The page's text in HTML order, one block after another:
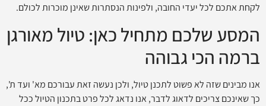
לקחת אתכם לכל יעדי החובה, ולפינות הנסתרות שאינן מוכרות לכולם.
המסע שלכם מתחיל כאן: טיול מאורגן
ברמה הכי גבוהה
אנו מבינים שזה לא פשוט לתכנן טיול, ולכן נעשה זאת עבורכם מא' ועד ת',
כך שאינכם צריכים לדאוג לדבר, אנו נדאג לכל פרט בתכנון הטיול ככל